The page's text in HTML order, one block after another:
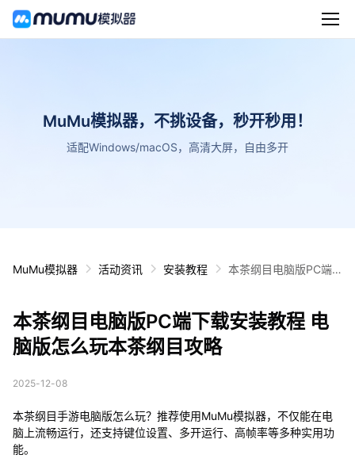
MuMu模拟器，不挑设备，秒开秒用！
适配Windows/macOS，高清大屏，自由多开
MuMu模拟器 活动资讯 安装教程
本茶纲目电脑版PC端
本茶纲目电脑版PC端下载安装教程 电
脑版怎么玩本茶纲目攻略
2025-12-08
本茶纲目手游电脑版怎么玩？推荐使用MuMu模拟器，不仅能在电
脑上流畅运行，还支持键位设置、多开运行、高帧率等多种实用功
能。